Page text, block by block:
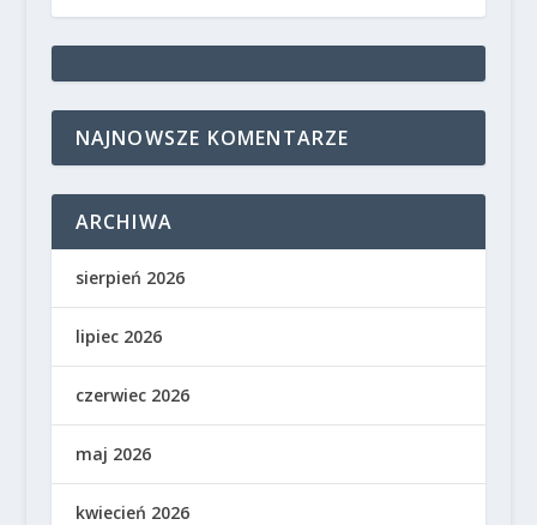
NAJNOWSZE KOMENTARZE
ARCHIWA
sierpień 2026
lipiec 2026
czerwiec 2026
maj 2026
kwiecień 2026